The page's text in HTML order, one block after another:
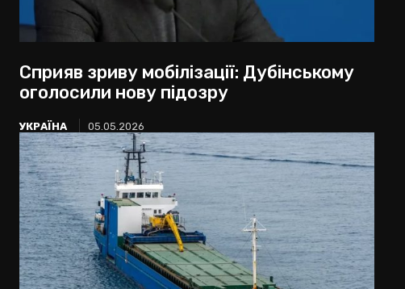
Сприяв зриву мобілізації: Дубінському
оголосили нову підозру
УКРАЇНА 05.05.2026